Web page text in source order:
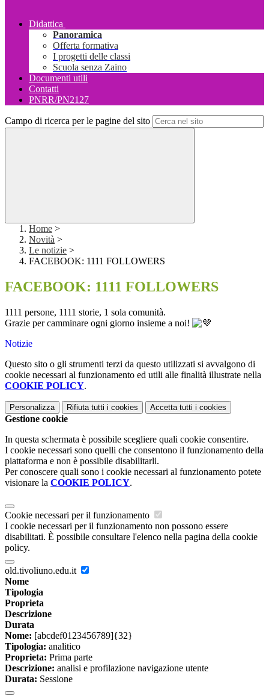
Didattica
Panoramica
Offerta formativa
I progetti delle classi
Scuola senza Zaino
Documenti utili
Contatti
PNRR/PN2127
Campo di ricerca per le pagine del sito
Home >
Novità >
Le notizie >
FACEBOOK: 1111 FOLLOWERS
FACEBOOK: 1111 FOLLOWERS
1111 persone, 1111 storie, 1 sola comunità.
Grazie per camminare ogni giorno insieme a noi!
Notizie
Questo sito o gli strumenti terzi da questo utilizzati si avvalgono di
cookie necessari al funzionamento ed utili alle finalità illustrate nella
COOKIE POLICY.
Personalizza Rifiuta tutti i cookies Accetta tutti i cookies
Gestione cookie
In questa schermata è possibile scegliere quali cookie consentire.
I cookie necessari sono quelli che consentono il funzionamento della
piattaforma e non è possibile disabilitarli.
Per conoscere quali sono i cookie necessari al funzionamento potete
visionare la COOKIE POLICY.
Cookie necessari per il funzionamento
I cookie necessari per il funzionamento non possono essere
disabilitati. È possibile consultare l'elenco nella pagina della cookie
policy.
old.tivoliuno.edu.it
Nome
Tipologia
Proprieta
Descrizione
Durata
Nome: [abcdef0123456789]{32}
Tipologia: analitico
Proprieta: Prima parte
Descrizione: analisi e profilazione navigazione utente
Durata: Sessione